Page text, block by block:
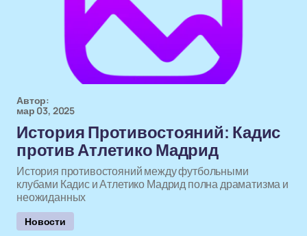
Автор:
мар 03, 2025
История Противостояний: Кадис
против Атлетико Мадрид
История противостояний между футбольными
клубами Кадис и Атлетико Мадрид полна драматизма и
неожиданных
Новости